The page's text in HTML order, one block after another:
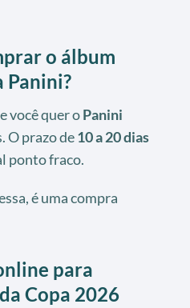
o álbum
Panini?
você quer oPanini
O prazo de10 a 20 dias
ponto fraco.
é uma compra
para
Copa 2026